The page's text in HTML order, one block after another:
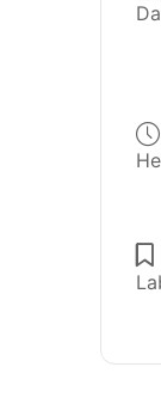
Formations
Retraite
Education